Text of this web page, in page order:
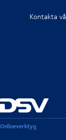
Kontakta
Onlineverktyg